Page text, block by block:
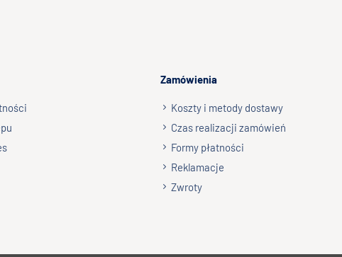
Zamówienia
Koszty i metody dostawy
Czas realizacji zamówień
Formy płatności
Reklamacje
Zwroty